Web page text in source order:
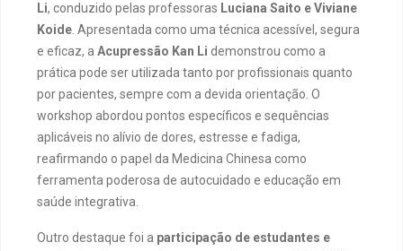
Li, conduzido pelas professoras Luciana Saito e Viviane
Koide . Apresentada como uma técnica acessível, segura
e eficaz, a Acupressão Kan Li demonstrou como a
prática pode ser utilizada tanto por profissionais quanto
por pacientes, sempre com a devida orientação. O
workshop abordou pontos específicos e sequências
aplicáveis no alívio de dores, estresse e fadiga,
reafirmando o papel da Medicina Chinesa como
ferramenta poderosa de autocuidado e educação em
saúde integrativa.
Outro destaque foi a participação de estudantes e